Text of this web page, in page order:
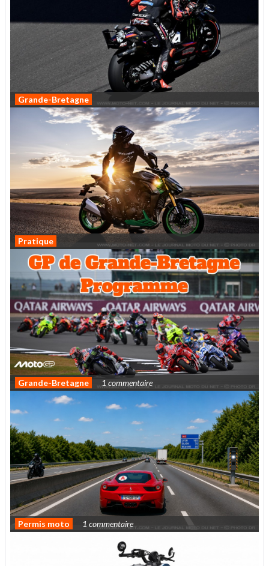
Marco Bezzecchi ouvre le GP de Grande-Bretagne
Grande-Bretagne
Les nouveaux coloris des motos Kawasaki 2027
Pratique
Horaires et enjeux du Moto GP de Grande-
Bretagne 2026
Grande-Bretagne 1 commentaire
Les jeunes permis auto bientôt bridés comme les
Permis moto 1 commentaire